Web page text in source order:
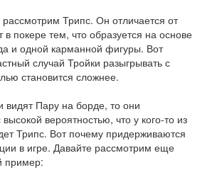
Трипс. Он отличается от
покере тем, что образуется на основе
и одной карманной фигуры. Вот
случай Тройки разыгрывать с
становится сложнее.
видят Пару на борде, то они
вероятностью, что у кого-то из
Трипс. Вот почему придерживаются
в игре. Давайте рассмотрим еще
пример: